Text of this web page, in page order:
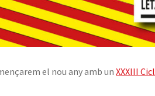
el nou any amb unXXXIII